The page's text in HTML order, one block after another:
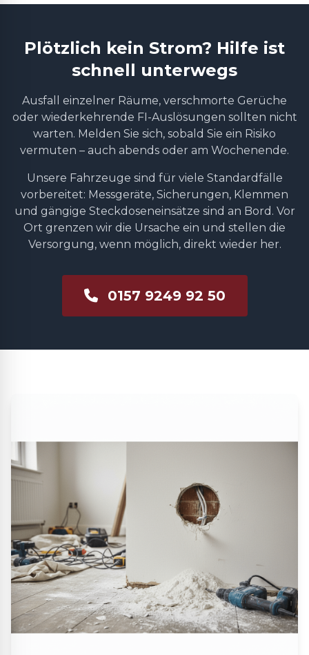
Plötzlich kein Strom? Hilfe ist
schnell unterwegs
Ausfall einzelner Räume, verschmorte Gerüche
oder wiederkehrende FI-Auslösungen sollten nicht
warten. Melden Sie sich, sobald Sie ein Risiko
vermuten – auch abends oder am Wochenende.
Unsere Fahrzeuge sind für viele Standardfälle
vorbereitet: Messgeräte, Sicherungen, Klemmen
und gängige Steckdoseneinsätze sind an Bord. Vor
Ort grenzen wir die Ursache ein und stellen die
Versorgung, wenn möglich, direkt wieder her.
0157 9249 92 50